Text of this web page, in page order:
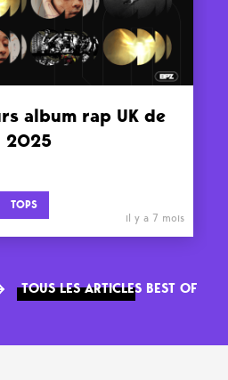
album rap UK de
2025
TOPS
il y a 7 mois
TOUS LES ARTICLES BEST OF